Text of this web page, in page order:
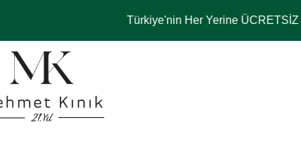
Türkiye'nin Her Yerine ÜCRETSİZ